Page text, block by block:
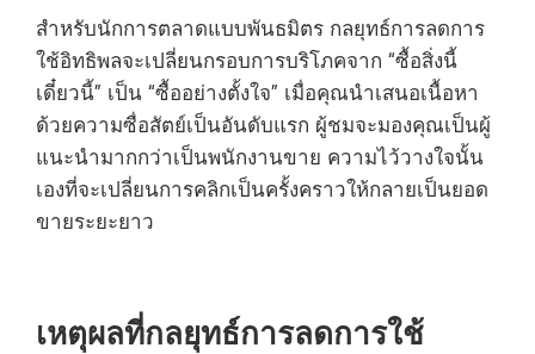
สำหรับนักการตลาดแบบพันธมิตร กลยุทธ์การลดการ
ใช้อิทธิพลจะเปลี่ยนกรอบการบริโภคจาก “ซื้อสิ่งนี้
เดี๋ยวนี้” เป็น “ซื้ออย่างตั้งใจ” เมื่อคุณนำเสนอเนื้อหา
ด้วยความซื่อสัตย์เป็นอันดับแรก ผู้ชมจะมองคุณเป็นผู้
แนะนำมากกว่าเป็นพนักงานขาย ความไว้วางใจนั้น
เองที่จะเปลี่ยนการคลิกเป็นครั้งคราวให้กลายเป็นยอด
ขายระยะยาว
เหตุผลที่กลยุทธ์การลดการใช้